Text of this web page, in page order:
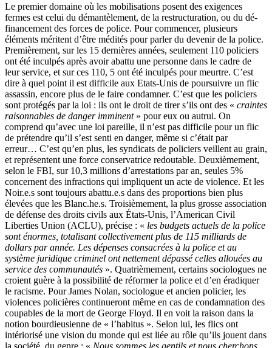
Le premier domaine où les mobilisations posent des exigences
fermes est celui du démantèlement, de la restructuration, ou du dé-
financement des forces de police. Pour commencer, plusieurs
éléments méritent d’être médités pour parler du devenir de la police.
Premièrement, sur les 15 dernières années, seulement 110 policiers
ont été inculpés après avoir abattu une personne dans le cadre de
leur service, et sur ces 110, 5 ont été inculpés pour meurtre. C’est
dire à quel point il est difficile aux Etats-Unis de poursuivre un flic
assassin, encore plus de le faire condamner. C’est que les policiers
sont protégés par la loi : ils ont le droit de tirer s’ils ont des « craintes
raisonnables de danger imminent » pour eux ou autrui. On
comprend qu’avec une loi pareille, il n’est pas difficile pour un flic
de prétendre qu’il s’est senti en danger, même si c’était par
erreur… C’est qu’en plus, les syndicats de policiers veillent au grain,
et représentent une force conservatrice redoutable. Deuxièmement,
selon le FBI, sur 10,3 millions d’arrestations par an, seules 5%
concernent des infractions qui impliquent un acte de violence. Et les
Noir.e.s sont toujours abattu.e.s dans des proportions bien plus
élevées que les Blanc.he.s. Troisièmement, la plus grosse association
de défense des droits civils aux États-Unis, l’American Civil
Liberties Union (ACLU), précise : « les budgets actuels de la police
sont énormes, totalisant collectivement plus de 115 milliards de
dollars par année. Les dépenses consacrées à la police et au
système juridique criminel ont nettement dépassé celles allouées au
service des communautés ». Quatrièmement, certains sociologues ne
croient guère à la possibilité de réformer la police et d’en éradiquer
le racisme. Pour James Nolan, sociologue et ancien policier, les
violences policières continueront même en cas de condamnation des
coupables de la mort de George Floyd. Il en voit la raison dans la
notion bourdieusienne de « l’habitus ». Selon lui, les flics ont
intériorisé une vision du monde qui est liée au rôle qu’ils jouent dans
la société, du genre : « Nous sommes les gentils et nous cherchons